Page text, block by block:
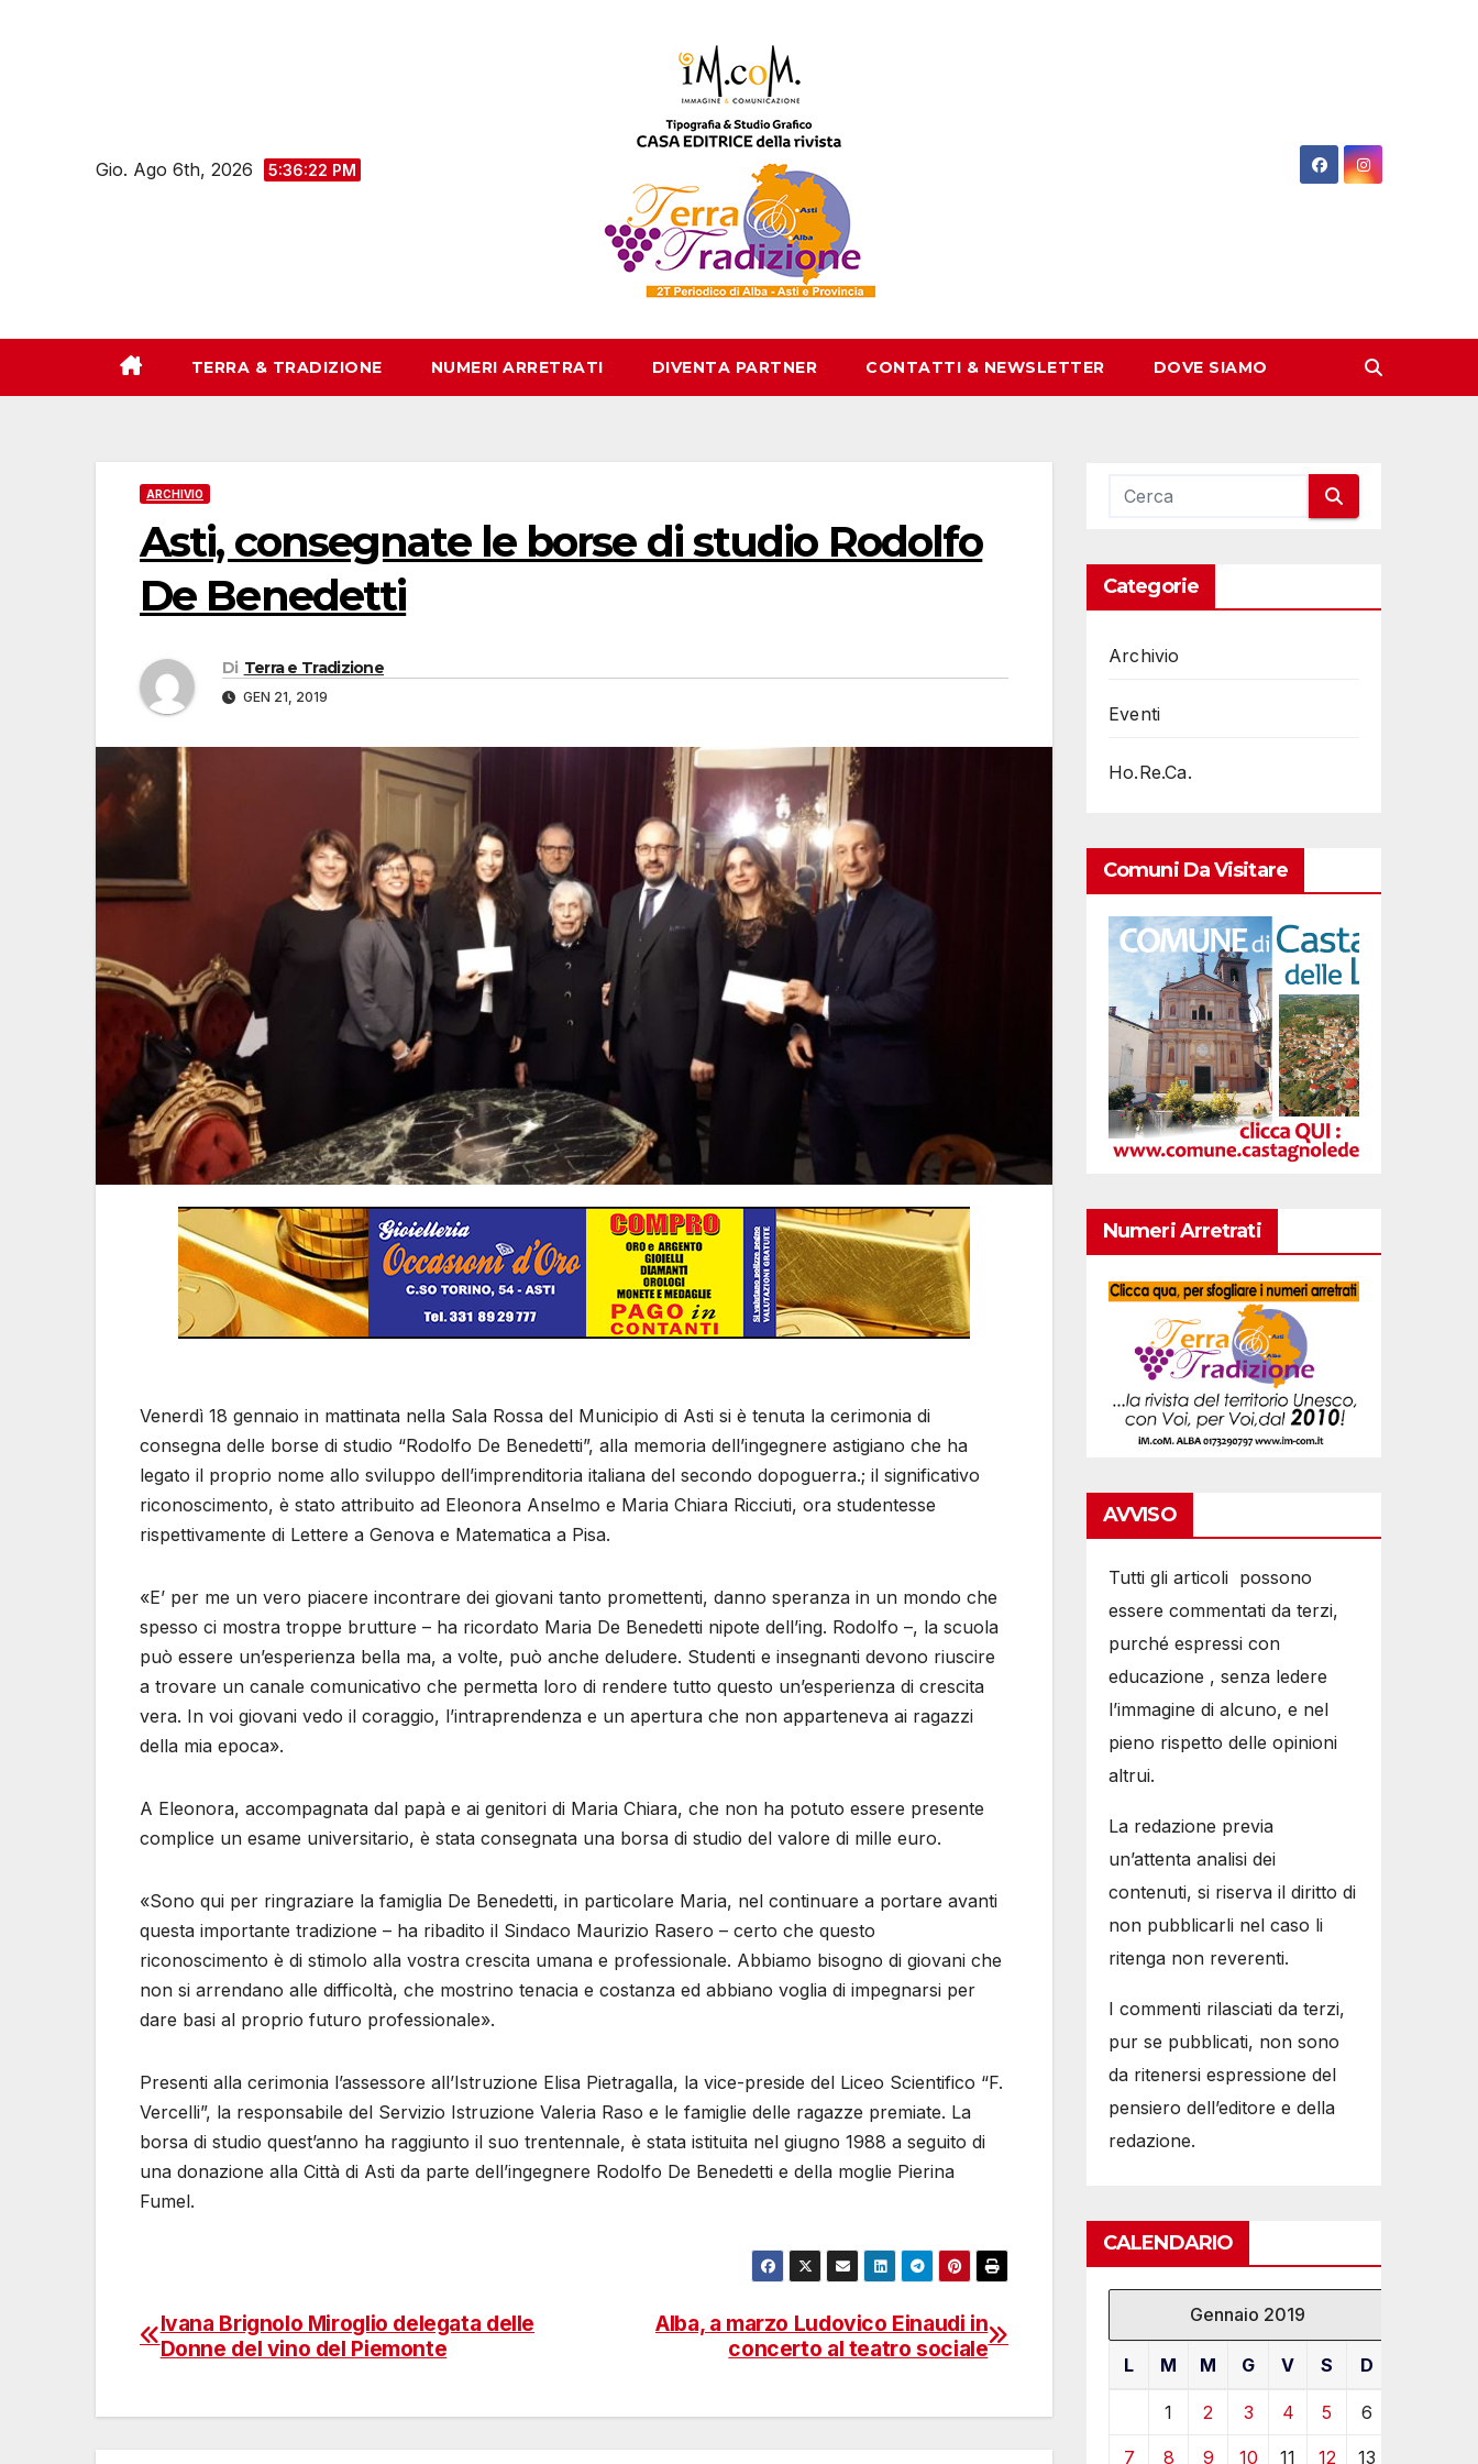
Gio. Ago 6th, 2026 5:36:23 PM
TERRA & TRADIZIONE NUMERI ARRETRATI DIVENTA PARTNER CONTATTI & NEWSLETTER DOVE SIAMO
ARCHIVIO
Asti, consegnate le borse di studio Rodolfo
De Benedetti
Di Terra e Tradizione
GEN 21, 2019
Venerdì 18 gennaio in mattinata nella Sala Rossa del Municipio di Asti si è tenuta la cerimonia di
consegna delle borse di studio “Rodolfo De Benedetti”, alla memoria dell’ingegnere astigiano che ha
legato il proprio nome allo sviluppo dell’imprenditoria italiana del secondo dopoguerra.; il significativo
riconoscimento, è stato attribuito ad Eleonora Anselmo e Maria Chiara Ricciuti, ora studentesse
rispettivamente di Lettere a Genova e Matematica a Pisa.
«E’ per me un vero piacere incontrare dei giovani tanto promettenti, danno speranza in un mondo che
spesso ci mostra troppe brutture – ha ricordato Maria De Benedetti nipote dell’ing. Rodolfo –, la scuola
può essere un’esperienza bella ma, a volte, può anche deludere. Studenti e insegnanti devono riuscire
a trovare un canale comunicativo che permetta loro di rendere tutto questo un’esperienza di crescita
vera. In voi giovani vedo il coraggio, l’intraprendenza e un apertura che non apparteneva ai ragazzi
della mia epoca».
A Eleonora, accompagnata dal papà e ai genitori di Maria Chiara, che non ha potuto essere presente
complice un esame universitario, è stata consegnata una borsa di studio del valore di mille euro.
«Sono qui per ringraziare la famiglia De Benedetti, in particolare Maria, nel continuare a portare avanti
questa importante tradizione – ha ribadito il Sindaco Maurizio Rasero – certo che questo
riconoscimento è di stimolo alla vostra crescita umana e professionale. Abbiamo bisogno di giovani che
non si arrendano alle difficoltà, che mostrino tenacia e costanza ed abbiano voglia di impegnarsi per
dare basi al proprio futuro professionale».
Presenti alla cerimonia l’assessore all’Istruzione Elisa Pietragalla, la vice-preside del Liceo Scientifico “F.
Vercelli”, la responsabile del Servizio Istruzione Valeria Raso e le famiglie delle ragazze premiate. La
borsa di studio quest’anno ha raggiunto il suo trentennale, è stata istituita nel giugno 1988 a seguito di
una donazione alla Città di Asti da parte dell’ingegnere Rodolfo De Benedetti e della moglie Pierina
Fumel.
Navigazione
Alba, a marzo Ludovico Einaudi in
concerto al teatro sociale
Ivana Brignolo Miroglio delegata delle
Donne del vino del Piemonte
Categorie
Archivio
Eventi
Ho.Re.Ca.
Comuni Da Visitare
Numeri Arretrati
AVVISO
Tutti gli articoli possono
essere commentati da terzi,
purché espressi con
educazione , senza ledere
l’immagine di alcuno, e nel
pieno rispetto delle opinioni
altrui.
La redazione previa
un’attenta analisi dei
contenuti, si riserva il diritto di
non pubblicarli nel caso li
ritenga non reverenti.
I commenti rilasciati da terzi,
pur se pubblicati, non sono
da ritenersi espressione del
pensiero dell’editore e della
redazione.
CALENDARIO
Gennaio 2019
L M M G V S D
1 2 3 4 5 6
7 8 9 10 11 12 13